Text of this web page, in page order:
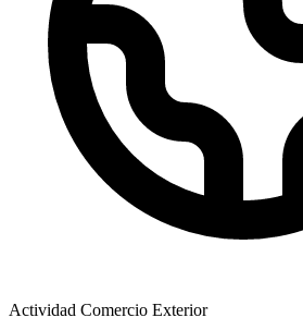
Actividad Comercio Exterior